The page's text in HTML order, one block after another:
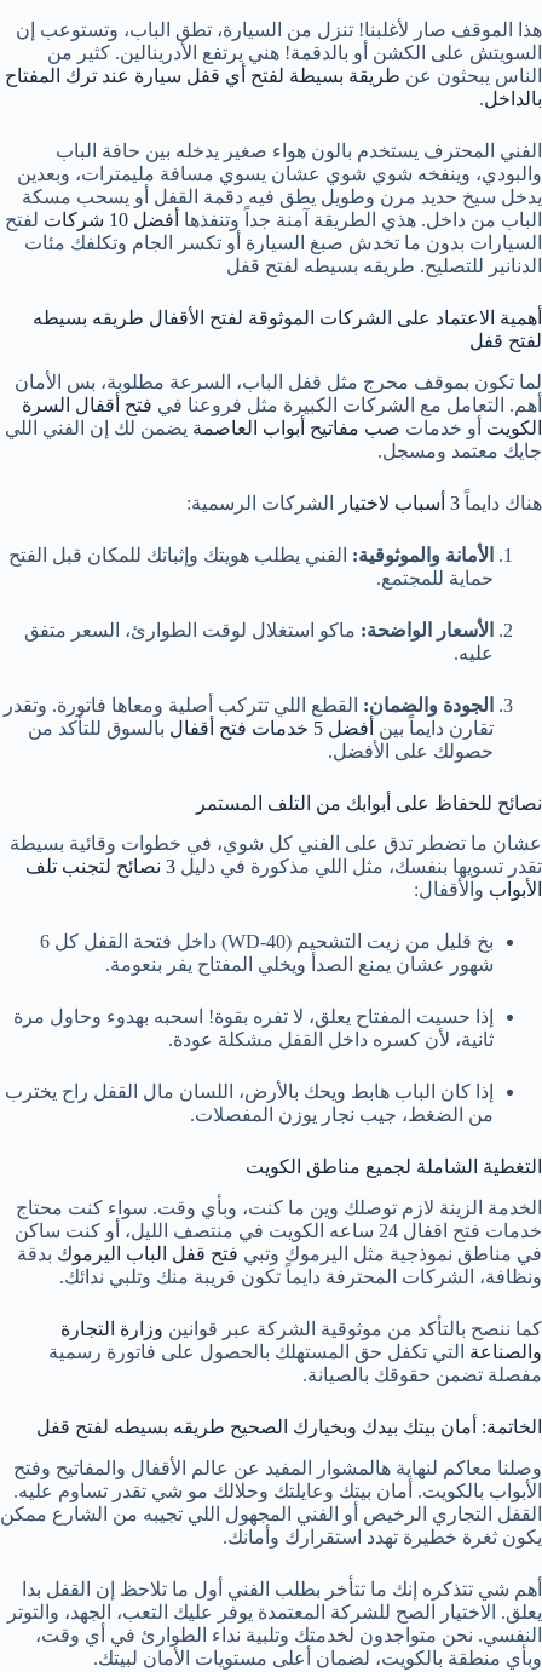
هذا الموقف صار لأغلبنا! تنزل من السيارة، تطق الباب، وتستوعب إن
السويتش على الكشن أو بالدقمة! هني يرتفع الأدرينالين. كثير من
الناس يبحثون عن طريقة بسيطة لفتح أي قفل سيارة عند ترك المفتاح
بالداخل.
الفني المحترف يستخدم بالون هواء صغير يدخله بين حافة الباب
والبودي، وينفخه شوي شوي عشان يسوي مسافة مليمترات، وبعدين
يدخل سيخ حديد مرن وطويل يطق فيه دقمة القفل أو يسحب مسكة
الباب من داخل. هذي الطريقة آمنة جداً وتنفذها أفضل 10 شركات
لفتح
السيارات بدون ما تخدش صبغ السيارة أو تكسر الجام وتكلفك مئات
الدنانير للتصليح. طريقه بسيطه لفتح قفل
أهمية الاعتماد على الشركات الموثوقة لفتح الأقفال طريقه بسيطه
لفتح قفل
لما تكون بموقف محرج مثل قفل الباب، السرعة مطلوبة، بس الأمان
أهم. التعامل مع الشركات الكبيرة مثل فروعنا في فتح أقفال السرة
الكويت أو خدمات صب مفاتيح أبواب العاصمة يضمن لك إن الفني اللي
جايك معتمد ومسجل.
هناك دايماً 3 أسباب لاختيار الشركات الرسمية:
الأمانة والموثوقية: الفني يطلب هويتك وإثباتك للمكان قبل الفتح
حماية للمجتمع.
الأسعار الواضحة: ماكو استغلال لوقت الطوارئ، السعر متفق
عليه.
الجودة والضمان: القطع اللي تتركب أصلية ومعاها فاتورة. وتقدر
تقارن دايماً بين أفضل 5 خدمات فتح أقفال
بالسوق للتأكد من
حصولك على الأفضل.
نصائح للحفاظ على أبوابك من التلف المستمر
عشان ما تضطر تدق على الفني كل شوي، في خطوات وقائية بسيطة
تقدر تسويها بنفسك، مثل اللي مذكورة في دليل
3 نصائح لتجنب تلف
الأبواب والأقفال:
بخ قليل من زيت التشحيم (WD-40) داخل فتحة القفل كل 6
شهور عشان يمنع الصدأ ويخلي المفتاح يفر بنعومة.
إذا حسيت المفتاح يعلق، لا تفره بقوة! اسحبه بهدوء وحاول مرة
ثانية، لأن كسره داخل القفل مشكلة عودة.
إذا كان الباب هابط ويحك بالأرض، اللسان مال القفل راح يخترب
من الضغط، جيب نجار يوزن المفصلات.
التغطية الشاملة لجميع مناطق الكويت
الخدمة الزينة لازم توصلك وين ما كنت، وبأي وقت. سواء كنت محتاج
خدمات فتح اقفال 24 ساعه الكويت في منتصف الليل، أو كنت ساكن
في مناطق نموذجية مثل اليرموك وتبي فتح قفل الباب اليرموك بدقة
ونظافة، الشركات المحترفة دايماً تكون قريبة منك وتلبي ندائك.
كما ننصح بالتأكد من موثوقية الشركة عبر قوانين وزارة التجارة
والصناعة التي تكفل حق المستهلك بالحصول على فاتورة رسمية
مفصلة تضمن حقوقك بالصيانة.
الخاتمة: أمان بيتك بيدك وبخيارك الصحيح طريقه بسيطه لفتح قفل
وصلنا معاكم لنهاية هالمشوار المفيد عن عالم الأقفال والمفاتيح وفتح
الأبواب بالكويت. أمان بيتك وعايلتك وحلالك مو شي تقدر تساوم عليه.
القفل التجاري الرخيص أو الفني المجهول اللي تجيبه من الشارع ممكن
يكون ثغرة خطيرة تهدد استقرارك وأمانك.
أهم شي تتذكره إنك ما تتأخر بطلب الفني أول ما تلاحظ إن القفل بدا
يعلق. الاختيار الصح للشركة المعتمدة يوفر عليك التعب، الجهد، والتوتر
النفسي. نحن متواجدون لخدمتك وتلبية نداء الطوارئ في أي وقت،
وبأي منطقة بالكويت، لضمان أعلى مستويات الأمان لبيتك.